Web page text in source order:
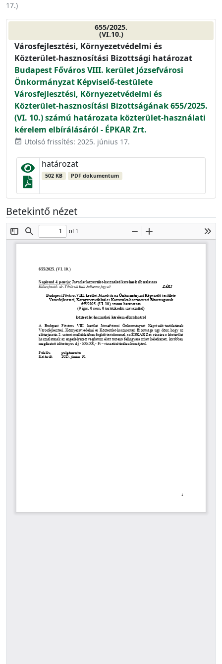
17.)
655/2025.
(VI.10.)
Városfejlesztési, Környezetvédelmi és
Közterület-hasznosítási Bizottsági határozat
Budapest Főváros VIII. kerület Józsefvárosi
Önkormányzat Képviselő-testülete
Városfejlesztési, Környezetvédelmi és
Közterület-hasznosítási Bizottságának 655/2025.
(VI. 10.) számú határozata közterület-használati
kérelem elbírálásáról - ÉPKAR Zrt.
event_available Utolsó frissítés: 2025. június 17.
határozat
502 KB PDF dokumentum
Betekintő nézet